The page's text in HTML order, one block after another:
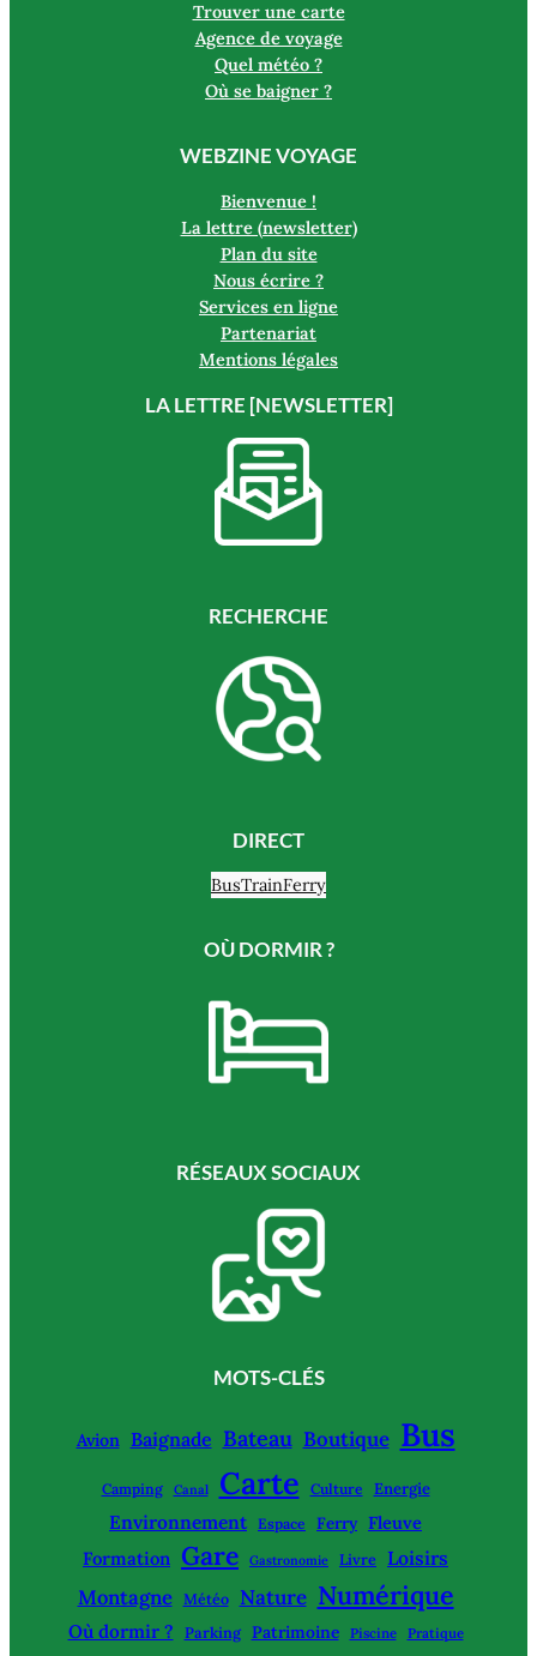
Trouver une carte
Agence de voyage
Quel météo ?
Où se baigner ?
WEBZINE VOYAGE
Bienvenue !
La lettre (newsletter)
Plan du site
Nous écrire ?
Services en ligne
Partenariat
Mentions légales
LA LETTRE [NEWSLETTER]
RECHERCHE
DIRECT
BusTrainFerry
OÙ DORMIR ?
RÉSEAUX SOCIAUX
MOTS-CLÉS
Avion Baignade Bateau Boutique Bus
Camping Canal Carte Culture Energie
Environnement Espace Ferry Fleuve
Formation Gare Gastronomie Livre Loisirs
Montagne Météo Nature Numérique
Où dormir ? Parking Patrimoine Piscine Pratique